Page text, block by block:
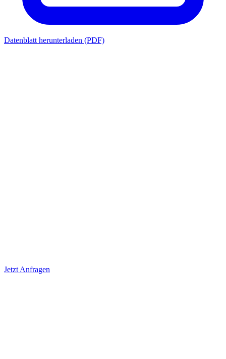
Datenblatt herunterladen (PDF)
Jetzt Anfragen